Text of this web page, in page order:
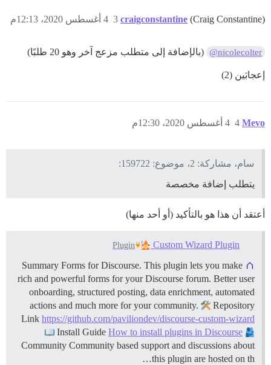
craigconstantine (Craig Constantine) 4 أغسطس 2020، 12:13م 3
@nicolecolter (بالإضافة إلى متطلب مزعج آخر وهو 20 طلبًا)
إعجابَين (2)
Mevo 4 أغسطس 2020، 12:30م 4
سام، مشاركة: 2، موضوع: 159722:
يتطلب إضافة مخصصة
أعتقد أن هذا هو بالتأكيد (أو أحد منها)
Custom Wizard Plugin
Plugin
Summary Forms for Discourse. This plugin lets you make
rich and powerful forms for your Discourse forum. Better user
onboarding, structured posting, data enrichment, automated
actions and much more for your community.
Repository
Link https://github.com/paviliondev/discourse-custom-wizard
Install Guide How to install plugins in Discourse
Community Community based support and discussions about
this plugin are hosted on th…